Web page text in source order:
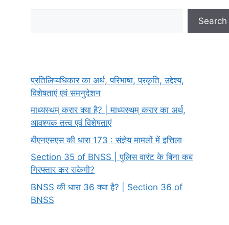
Search
प्रतिलिप्यधिकार का अर्थ, परिभाषा, प्रकृति, उद्देश्य,
विशेषताएं एवं समनुदेशन
माध्यस्थम् करार क्या है? | माध्यस्थम् करार का अर्थ,
आवश्यक तत्व एवं विशेषताएं
बीएनएसएस की धारा 173 : संज्ञेय मामलों में इत्तिला
Section 35 of BNSS | पुलिस वारंट के बिना कब
गिरफ्तार कर सकेगी?
BNSS की धारा 36 क्या है? | Section 36 of
BNSS